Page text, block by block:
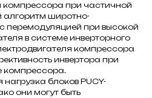
при частичной
алгоритм широтно-
перемодуляцией при высокой
в системе инверторного
компрессора
инвертора при
компрессора.
блоков PUCY-
они могут быть